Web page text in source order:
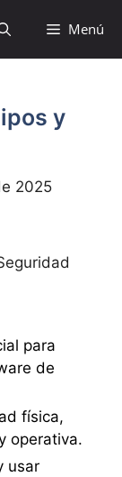
Menú
y
2025
para
de
física,
operativa.
usar